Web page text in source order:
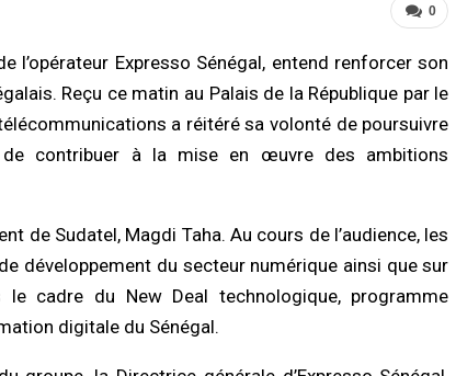
0
l’opérateur Expresso Sénégal, entend renforcer son
Reçu ce matin au Palais de la République par le
a réitéré sa volonté de poursuivre
contribuer à la mise en œuvre des ambitions
de Sudatel, Magdi Taha. Au cours de l’audience, les
développement du secteur numérique ainsi que sur
cadre du New Deal technologique, programme
digitale du Sénégal.
UNE
: un homme arrêté après
d’un mouton, la
une tentative de…
: les stocks de sang
07:15
Affaire Pape Cheikh Diallo : le juge clôt
l’instruction, prononce plusieurs non-
ACTUALITÉ À LA UNE
Cité Aliou Sow : la police démantèle un
appartement